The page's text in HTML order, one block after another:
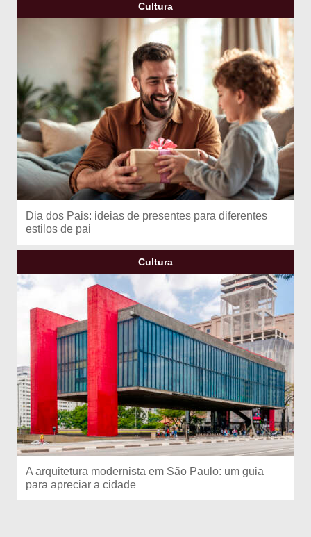
Cultura
Dia dos Pais: ideias de presentes para diferentes
estilos de pai
Cultura
A arquitetura modernista em São Paulo: um guia
para apreciar a cidade